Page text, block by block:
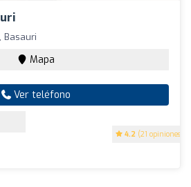
4.2 (21 opiniones)
Basauri
Mapa
Ver teléfono